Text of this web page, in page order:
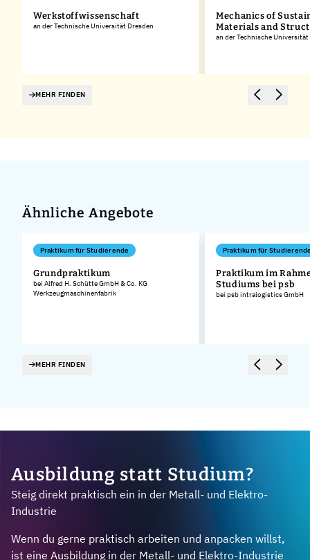
Werkstoffwissenschaft
an der Technische Universität Dresden
Mechanics of
Materials and
an der Technische
MEHR FINDEN
Ähnliche Angebote
Praktikum für Studierende
Grundpraktikum
bei Alfred H. Schütte GmbH & Co. KG
Werkzeugmaschinenfabrik
Praktikum für
Praktikum im
Studiums bei psb
bei psb intralogistics GmbH
MEHR FINDEN
Ausbildung statt Studium?
Steig direkt praktisch ein in der Metall- und Elektro-
Industrie
Wenn du gerne praktisch arbeiten und anpacken willst,
ist eine Ausbildung in der Metall- und Elektro-Industrie